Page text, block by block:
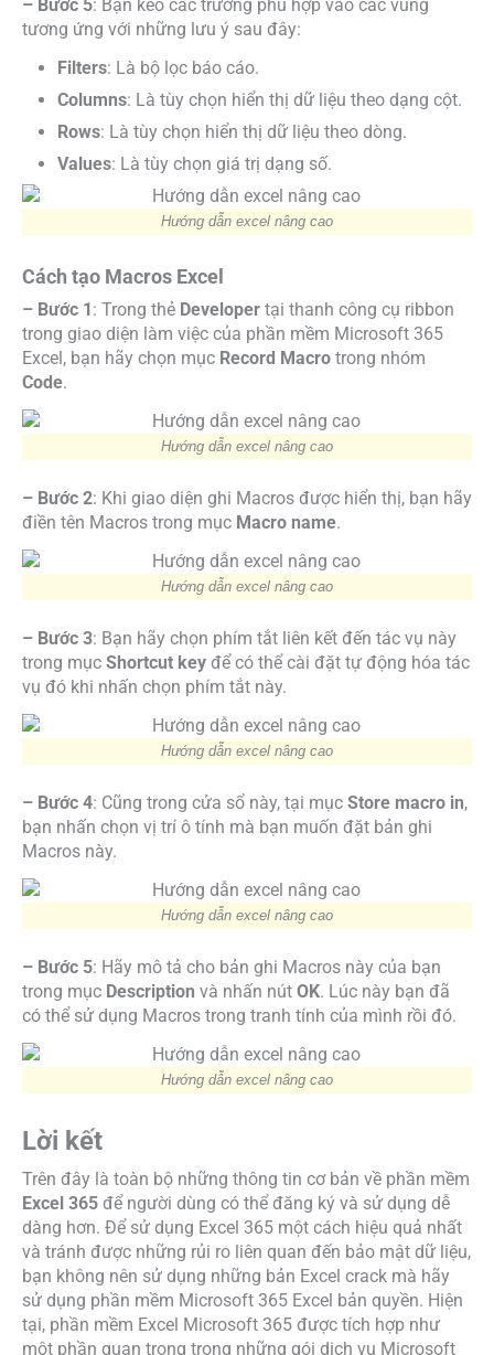
– Bước 5: Bạn kéo các trường phù hợp vào các vùng
tương ứng với những lưu ý sau đây:
Filters: Là bộ lọc báo cáo.
Columns: Là tùy chọn hiển thị dữ liệu theo dạng cột.
Rows: Là tùy chọn hiển thị dữ liệu theo dòng.
Values: Là tùy chọn giá trị dạng số.
Hướng dẫn excel nâng cao
Cách tạo Macros Excel
– Bước 1 : Trong thẻ Developer tại thanh công cụ ribbon
trong giao diện làm việc của phần mềm Microsoft 365
Excel, bạn hãy chọn mục Record Macro trong nhóm
Code.
Hướng dẫn excel nâng cao
– Bước 2: Khi giao diện ghi Macros được hiển thị, bạn hãy
điền tên Macros trong mục Macro name.
Hướng dẫn excel nâng cao
– Bước 3: Bạn hãy chọn phím tắt liên kết đến tác vụ này
trong mục Shortcut key để có thể cài đặt tự động hóa tác
vụ đó khi nhấn chọn phím tắt này.
Hướng dẫn excel nâng cao
– Bước 4: Cũng trong cửa sổ này, tại mục Store macro in,
bạn nhấn chọn vị trí ô tính mà bạn muốn đặt bản ghi
Macros này.
Hướng dẫn excel nâng cao
– Bước 5: Hãy mô tả cho bản ghi Macros này của bạn
trong mục Description và nhấn nút OK. Lúc này bạn đã
có thể sử dụng Macros trong tranh tính của mình rồi đó.
Hướng dẫn excel nâng cao
Lời kết
Trên đây là toàn bộ những thông tin cơ bản về phần mềm
Excel 365 để người dùng có thể đăng ký và sử dụng dễ
dàng hơn. Để sử dụng Excel 365 một cách hiệu quả nhất
và tránh được những rủi ro liên quan đến bảo mật dữ liệu,
bạn không nên sử dụng những bản Excel crack mà hãy
sử dụng phần mềm Microsoft 365 Excel bản quyền. Hiện
tại, phần mềm Excel Microsoft 365 được tích hợp như
một phần quan trọng trong những gói dịch vụ Microsoft